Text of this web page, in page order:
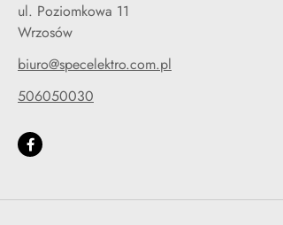
ul. Poziomkowa 11
Wrzosów
biuro@specelektro.com.pl
506050030